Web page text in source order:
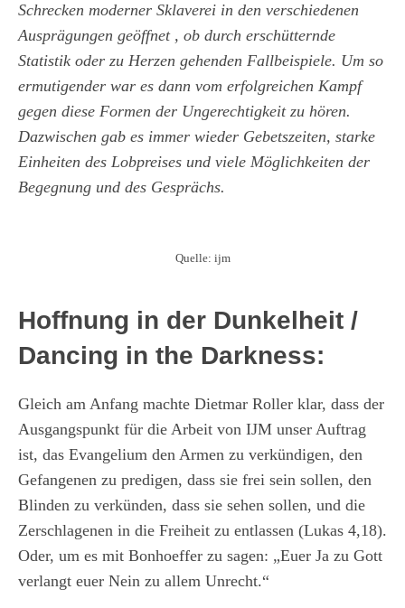
Schrecken moderner Sklaverei in den verschiedenen
Ausprägungen geöffnet , ob durch erschütternde
Statistik oder zu Herzen gehenden Fallbeispiele. Um so
ermutigender war es dann vom erfolgreichen Kampf
gegen diese Formen der Ungerechtigkeit zu hören.
Dazwischen gab es immer wieder Gebetszeiten, starke
Einheiten des Lobpreises und viele Möglichkeiten der
Begegnung und des Gesprächs.
Quelle: ijm
Hoffnung in der Dunkelheit /
Dancing in the Darkness:
Gleich am Anfang machte Dietmar Roller klar, dass der
Ausgangspunkt für die Arbeit von IJM unser Auftrag
ist, das Evangelium den Armen zu verkündigen, den
Gefangenen zu predigen, dass sie frei sein sollen, den
Blinden zu verkünden, dass sie sehen sollen, und die
Zerschlagenen in die Freiheit zu entlassen (Lukas 4,18).
Oder, um es mit Bonhoeffer zu sagen: „Euer Ja zu Gott
verlangt euer Nein zu allem Unrecht.“